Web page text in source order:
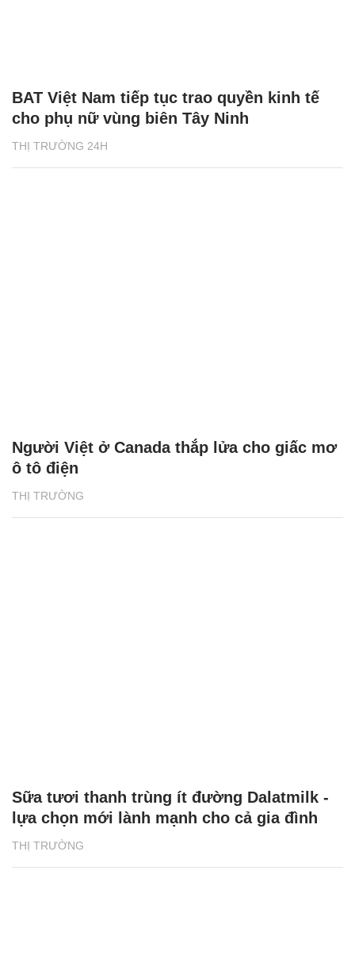
THỊ TRƯỜNG 24H
BAT Việt Nam tiếp tục trao quyền kinh tế
cho phụ nữ vùng biên Tây Ninh
THỊ TRƯỜNG
Người Việt ở Canada thắp lửa cho giấc mơ
ô tô điện
THỊ TRƯỜNG
Sữa tươi thanh trùng ít đường Dalatmilk -
lựa chọn mới lành mạnh cho cả gia đình